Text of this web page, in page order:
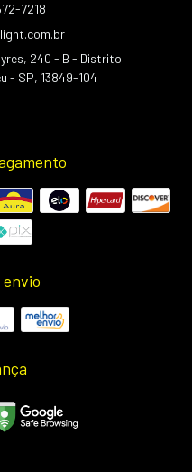
7218
240 - B - Distrito
- SP, 13849-104
envio